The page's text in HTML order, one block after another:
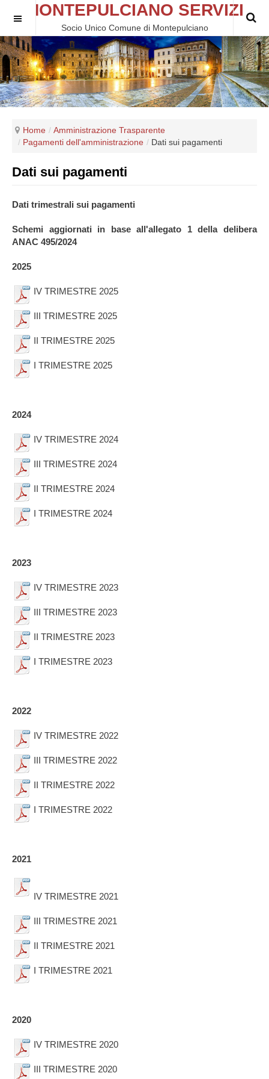
MONTEPULCIANO SERVIZI
Socio Unico Comune di Montepulciano
Home
Amministrazione Trasparente
Pagamenti dell'amministrazione
Dati sui pagamenti
Dati sui pagamenti
Dati trimestrali sui pagamenti
Schemi aggiornati in base all'allegato 1 della delibera
ANAC 495/2024
2025
IV TRIMESTRE 2025
III TRIMESTRE 2025
II TRIMESTRE 2025
I TRIMESTRE 2025
2024
IV TRIMESTRE 2024
III TRIMESTRE 2024
II TRIMESTRE 2024
I TRIMESTRE 2024
2023
IV TRIMESTRE 2023
III TRIMESTRE 2023
II TRIMESTRE 2023
I TRIMESTRE 2023
2022
IV TRIMESTRE 2022
III TRIMESTRE 2022
II TRIMESTRE 2022
I TRIMESTRE 2022
2021
IV TRIMESTRE 2021
III TRIMESTRE 2021
II TRIMESTRE 2021
I TRIMESTRE 2021
2020
IV TRIMESTRE 2020
III TRIMESTRE 2020